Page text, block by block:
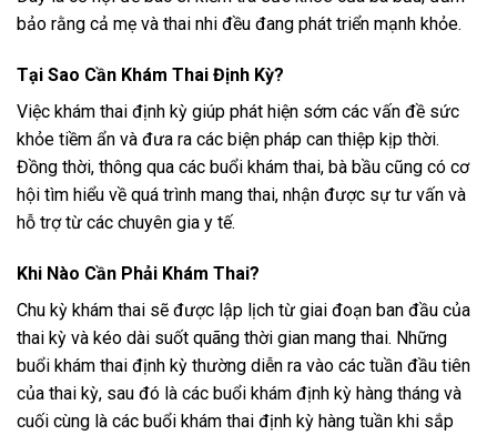
bảo rằng cả mẹ và thai nhi đều đang phát triển mạnh khỏe.
Tại Sao Cần Khám Thai Định Kỳ?
Việc khám thai định kỳ giúp phát hiện sớm các vấn đề sức
khỏe tiềm ẩn và đưa ra các biện pháp can thiệp kịp thời.
Đồng thời, thông qua các buổi khám thai, bà bầu cũng có cơ
hội tìm hiểu về quá trình mang thai, nhận được sự tư vấn và
hỗ trợ từ các chuyên gia y tế.
Khi Nào Cần Phải Khám Thai?
Chu kỳ khám thai sẽ được lập lịch từ giai đoạn ban đầu của
thai kỳ và kéo dài suốt quãng thời gian mang thai. Những
buổi khám thai định kỳ thường diễn ra vào các tuần đầu tiên
của thai kỳ, sau đó là các buổi khám định kỳ hàng tháng và
cuối cùng là các buổi khám thai định kỳ hàng tuần khi sắp